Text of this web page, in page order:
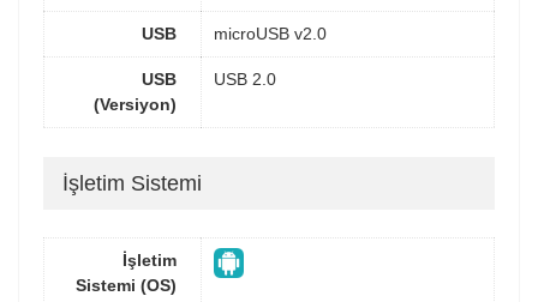
USB microUSB v2.0
USB
(Versiyon)
USB 2.0
İşletim Sistemi
İşletim
Sistemi (OS)